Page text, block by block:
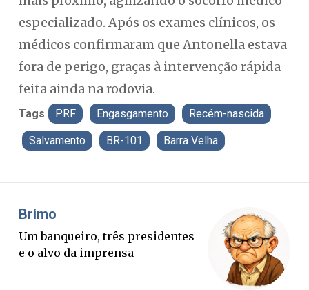
especializado. Após os exames clínicos, os
médicos confirmaram que Antonella estava
fora de perigo, graças à intervenção rápida
feita ainda na rodovia.
Tags PRF Engasgamento Recém-nascida
Salvamento BR-101 Barra Velha
Misael Elias
O Boato corre mais rápido que a
verdade. Mas quem paga a